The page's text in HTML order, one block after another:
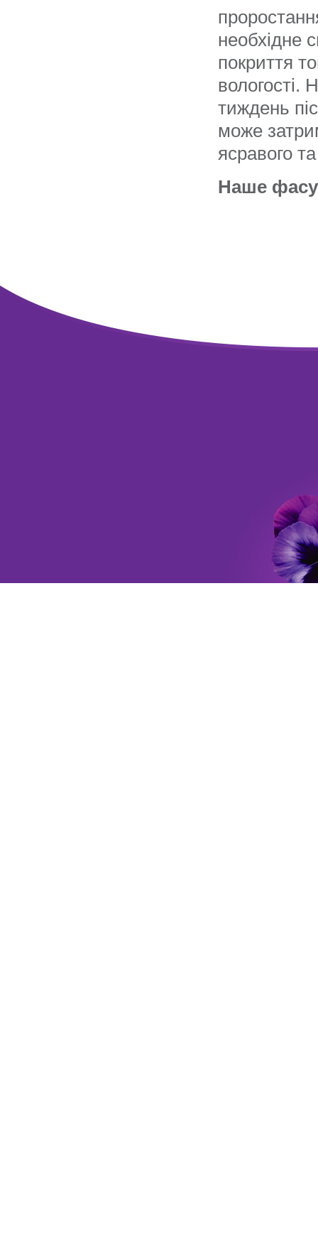
необхідне
покриття
вологості.
тиждень
може
ясравого
Наше